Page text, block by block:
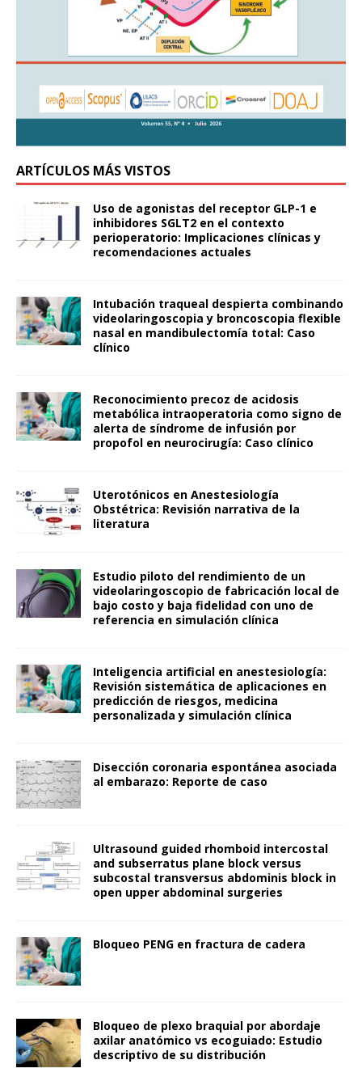
ARTÍCULOS MÁS VISTOS
Uso de agonistas del receptor GLP-1 e
inhibidores SGLT2 en el contexto
perioperatorio: Implicaciones clínicas y
recomendaciones actuales
Intubación traqueal despierta combinando
videolaringoscopia y broncoscopia flexible
nasal en mandibulectomía total: Caso
clínico
Reconocimiento precoz de acidosis
metabólica intraoperatoria como signo de
alerta de síndrome de infusión por
propofol en neurocirugía: Caso clínico
Uterotónicos en Anestesiología
Obstétrica: Revisión narrativa de la
literatura
Estudio piloto del rendimiento de un
videolaringoscopio de fabricación local de
bajo costo y baja fidelidad con uno de
referencia en simulación clínica
Inteligencia artificial en anestesiología:
Revisión sistemática de aplicaciones en
predicción de riesgos, medicina
personalizada y simulación clínica
Disección coronaria espontánea asociada
al embarazo: Reporte de caso
Ultrasound guided rhomboid intercostal
and subserratus plane block versus
subcostal transversus abdominis block in
open upper abdominal surgeries
Bloqueo PENG en fractura de cadera
Bloqueo de plexo braquial por abordaje
axilar anatómico vs ecoguiado: Estudio
descriptivo de su distribución